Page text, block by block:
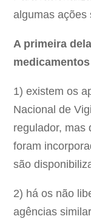
algumas ações
A primeira
1) existem os
Nacional de
regulador, mas
foram
são
2) há os não
agências